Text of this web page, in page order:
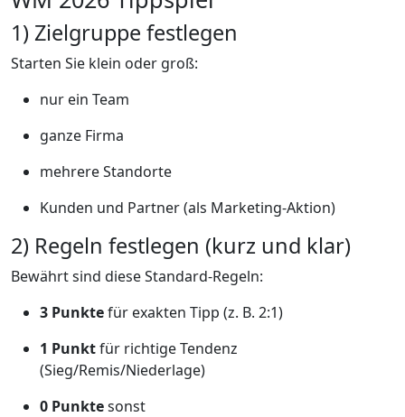
1) Zielgruppe festlegen
Starten Sie klein oder groß:
nur ein Team
ganze Firma
mehrere Standorte
Kunden und Partner (als Marketing-Aktion)
2) Regeln festlegen (kurz und klar)
Bewährt sind diese Standard-Regeln:
3 Punktefür exakten Tipp (z. B. 2:1)
1 Punktfür richtige Tendenz
(Sieg/Remis/Niederlage)
0 Punktesonst